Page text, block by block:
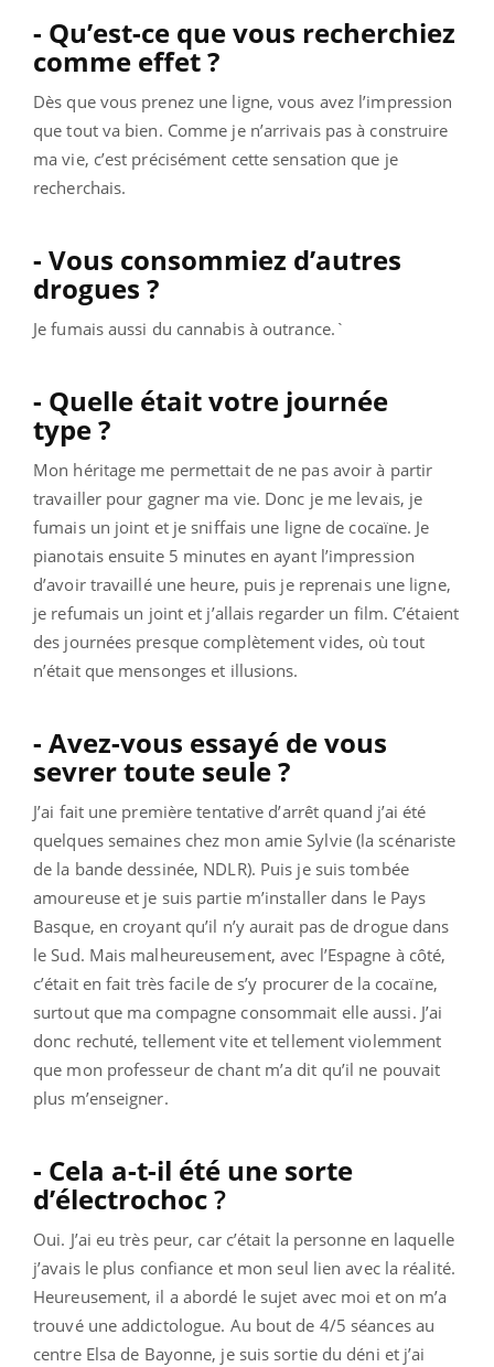
- Qu’est-ce que vous recherchiez
comme effet ?
Dès que vous prenez une ligne, vous avez l’impression
que tout va bien. Comme je n’arrivais pas à construire
ma vie, c’est précisément cette sensation que je
recherchais.
- Vous consommiez d’autres
drogues ?
Je fumais aussi du cannabis à outrance.`
- Quelle était votre journée
type ?
Mon héritage me permettait de ne pas avoir à partir
travailler pour gagner ma vie. Donc je me levais, je
fumais un joint et je sniffais une ligne de cocaïne. Je
pianotais ensuite 5 minutes en ayant l’impression
d’avoir travaillé une heure, puis je reprenais une ligne,
je refumais un joint et j’allais regarder un film. C’étaient
des journées presque complètement vides, où tout
n’était que mensonges et illusions.
- Avez-vous essayé de vous
sevrer toute seule ?
J’ai fait une première tentative d’arrêt quand j’ai été
quelques semaines chez mon amie Sylvie (la scénariste
de la bande dessinée, NDLR). Puis je suis tombée
amoureuse et je suis partie m’installer dans le Pays
Basque, en croyant qu’il n’y aurait pas de drogue dans
le Sud. Mais malheureusement, avec l’Espagne à côté,
c’était en fait très facile de s’y procurer de la cocaïne,
surtout que ma compagne consommait elle aussi. J’ai
donc rechuté, tellement vite et tellement violemment
que mon professeur de chant m’a dit qu’il ne pouvait
plus m’enseigner.
- Cela a-t-il été une sorte
d’électrochoc?
Oui. J’ai eu très peur, car c’était la personne en laquelle
j’avais le plus confiance et mon seul lien avec la réalité.
Heureusement, il a abordé le sujet avec moi et on m’a
trouvé une addictologue. Au bout de 4/5 séances au
centre Elsa de Bayonne, je suis sortie du déni et j’ai